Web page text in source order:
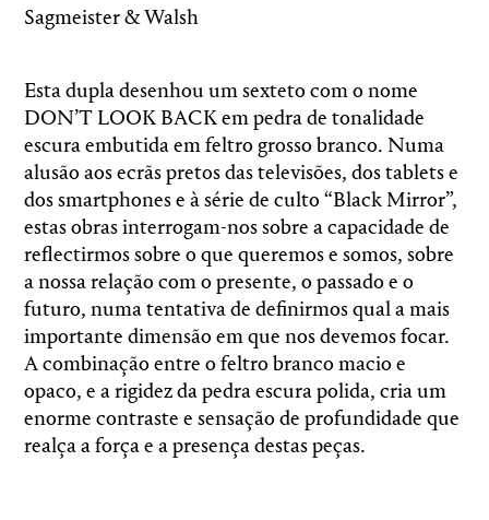
Sagmeister & Walsh
Esta dupla desenhou um sexteto com o nome
DON’T LOOK BACK em pedra de tonalidade
escura embutida em feltro grosso branco. Numa
alusão aos ecrãs pretos das televisões, dos tablets e
dos smartphones e à série de culto “Black Mirror”,
estas obras interrogam-nos sobre a capacidade de
reflectirmos sobre o que queremos e somos, sobre
a nossa relação com o presente, o passado e o
futuro, numa tentativa de definirmos qual a mais
importante dimensão em que nos devemos focar.
A combinação entre o feltro branco macio e
opaco, e a rigidez da pedra escura polida, cria um
enorme contraste e sensação de profundidade que
realça a força e a presença destas peças.